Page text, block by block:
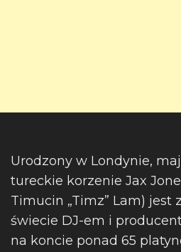
Urodzony w Londynie,
tureckie korzenie Jax
Timucin „Timz” Lam) jest
świecie DJ-em i
na koncie ponad 65